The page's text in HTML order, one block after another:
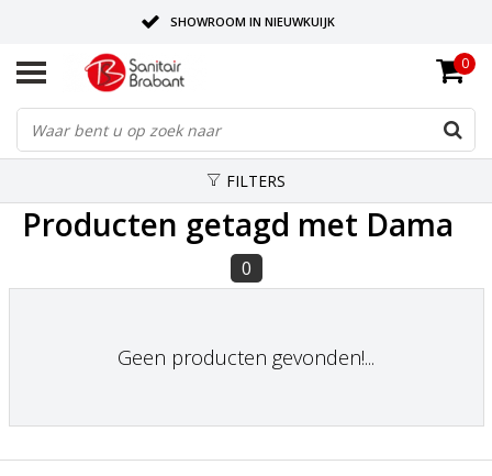
SHOWROOM IN NIEUWKUIJK
BEZORGING OP AFSPRAAK
LEVERING EN REALISATIE ONDER EEN DAK!
0
FILTERS
Producten getagd met Dama
0
Geen producten gevonden!...